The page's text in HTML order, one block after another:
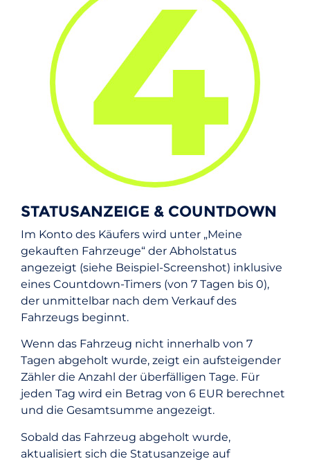
STATUSANZEIGE & COUNTDOWN
Im Konto des Käufers wird unter „Meine
gekauften Fahrzeuge“ der Abholstatus
angezeigt (siehe Beispiel-Screenshot) inklusive
eines Countdown-Timers (von 7 Tagen bis 0),
der unmittelbar nach dem Verkauf des
Fahrzeugs beginnt.
Wenn das Fahrzeug nicht innerhalb von 7
Tagen abgeholt wurde, zeigt ein aufsteigender
Zähler die Anzahl der überfälligen Tage. Für
jeden Tag wird ein Betrag von 6 EUR berechnet
und die Gesamtsumme angezeigt.
Sobald das Fahrzeug abgeholt wurde,
aktualisiert sich die Statusanzeige auf